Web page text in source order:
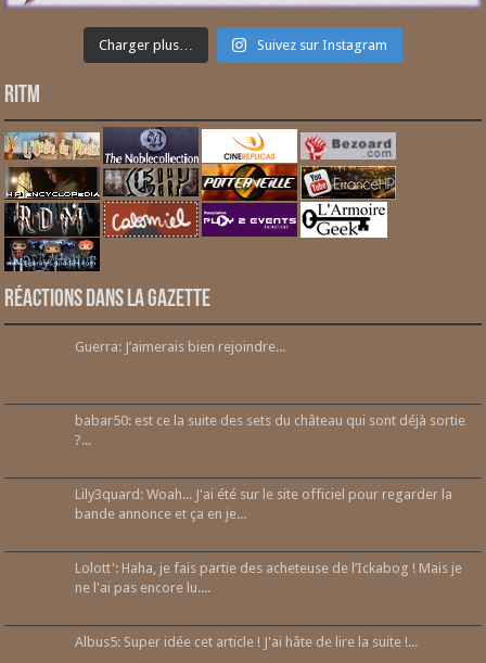
Charger plus… Suivez sur Instagram
RITM
Réactions dans la gazette
Guerra: J’aimerais bien rejoindre...
babar50: est ce la suite des sets du château qui sont déjà sortie
?...
Lily3quard: Woah... J'ai été sur le site officiel pour regarder la
bande annonce et ça en je...
Lolott': Haha, je fais partie des acheteuse de l’Ickabog ! Mais je
ne l'ai pas encore lu....
Albus5: Super idée cet article ! J'ai hâte de lire la suite !...